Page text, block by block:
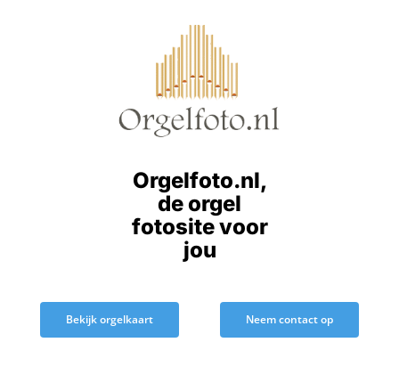
Orgelfoto.nl,
de orgel
fotosite voor
jou
Bekijk orgelkaart Neem contact op